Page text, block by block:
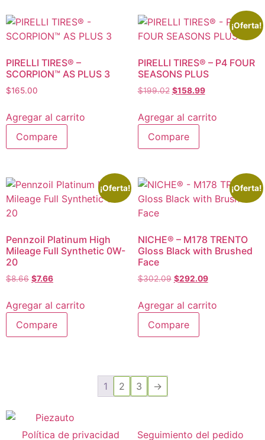
PIRELLI TIRES® –
SCORPION™ AS PLUS 3
$165.00
Agregar al carrito
Compare
¡Oferta!
PIRELLI TIRES® – P4 FOUR
SEASONS PLUS
$199.02 $158.99
Agregar al carrito
Compare
¡Oferta!
Pennzoil Platinum High
Mileage Full Synthetic 0W-
20
$8.66 $7.66
Agregar al carrito
Compare
¡Oferta!
NICHE® – M178 TRENTO
Gloss Black with Brushed
Face
$302.09 $292.09
Agregar al carrito
Compare
1 2 3 →
Política de privacidad Seguimiento del pedido